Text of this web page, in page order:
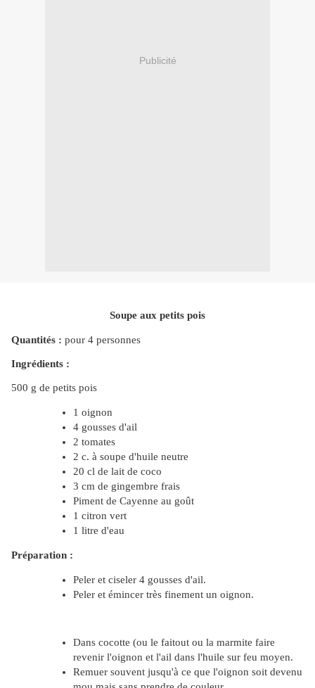
Publicité
Soupe aux petits pois
Quantités : pour 4 personnes
Ingrédients :
500 g de petits pois
1 oignon
4 gousses d'ail
2 tomates
2 c. à soupe d'huile neutre
20 cl de lait de coco
3 cm de gingembre frais
Piment de Cayenne au goût
1 citron vert
1 litre d'eau
Préparation :
Peler et ciseler 4 gousses d'ail.
Peler et émincer très finement un oignon.
Dans cocotte (ou le faitout ou la marmite faire
revenir l'oignon et l'ail dans l'huile sur feu moyen.
Remuer souvent jusqu'à ce que l'oignon soit devenu